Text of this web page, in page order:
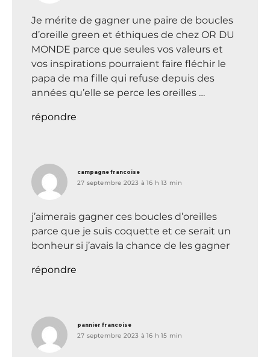
Je mérite de gagner une paire de boucles
d’oreille green et éthiques de chez OR DU
MONDE parce que seules vos valeurs et
vos inspirations pourraient faire fléchir le
papa de ma fille qui refuse depuis des
années qu’elle se perce les oreilles …
répondre
campagne francoise
27 septembre 2023 à 16 h 13 min
j’aimerais gagner ces boucles d’oreilles
parce que je suis coquette et ce serait un
bonheur si j’avais la chance de les gagner
répondre
pannier francoise
27 septembre 2023 à 16 h 15 min